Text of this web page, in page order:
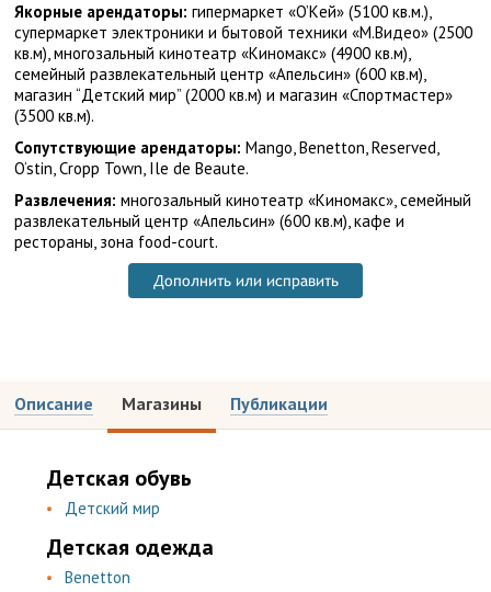
Якорные арендаторы: гипермаркет «O’Kей» (5100 кв.м.),
супермаркет электроники и бытовой техники «М.Видео» (2500
кв.м), многозальный кинотеатр «Киномакс» (4900 кв.м),
семейный развлекательный центр «Апельсин» (600 кв.м),
магазин “Детский мир” (2000 кв.м) и магазин «Спортмастер»
(3500 кв.м).
Сопутствующие арендаторы: Mango, Benetton, Reserved,
O‘stin, Cropp Town, Ile de Beaute.
Развлечения: многозальный кинотеатр «Киномакс», семейный
развлекательный центр «Апельсин» (600 кв.м), кафе и
рестораны, зона food-court.
Дополнить или исправить
Описание Магазины Публикации
Детская обувь
Детский мир
Детская одежда
Benetton